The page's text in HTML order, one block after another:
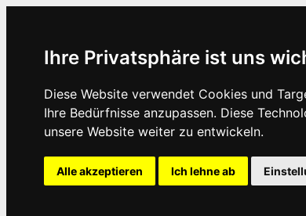
Ihre Privatsphäre ist uns
Diese Website verwendet Cookies und
Ihre Bedürfnisse anzupassen. Diese
unsere Website weiter zu entwickeln.
Alle akzeptieren Ich lehne ab